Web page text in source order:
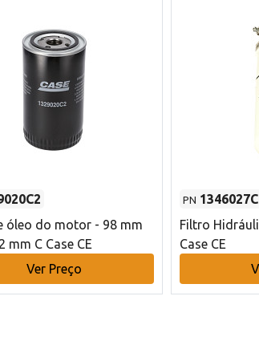
óleo do motor - 98 mm
mm C Case CE
Ver Preço
PN
Filtro
Case CE